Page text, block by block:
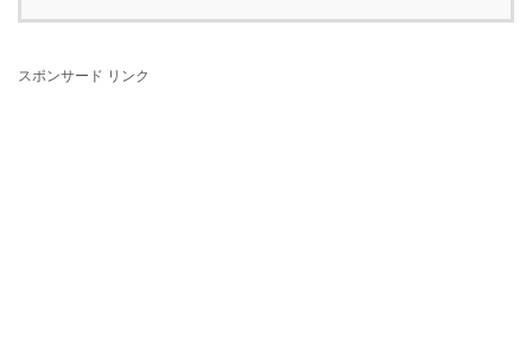
スポンサード リンク